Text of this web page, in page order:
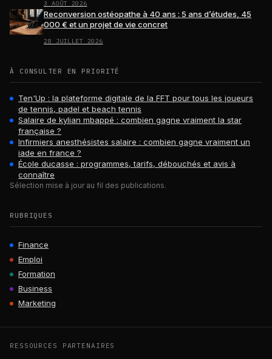
3 AOÛT 2026
Reconversion ostéopathe à 40 ans : 5 ans d’études, 45
000 € et un projet de vie concret
28 JUILLET 2026
À CONSULTER EN PRIORITÉ
Ten'Up : la plateforme digitale de la FFT pour tous les joueurs
de tennis, padel et beach tennis
Salaire de kylian mbappé : combien gagne vraiment la star
française ?
Infirmiers anesthésistes salaire : combien gagne vraiment un
iade en france ?
École ducasse : programmes, tarifs, débouchés et avis à
connaître
Sélection mise à jour au fil des publications.
RUBRIQUES
Finance
Emploi
Formation
Business
Marketing
RESSOURCES PARTENAIRES